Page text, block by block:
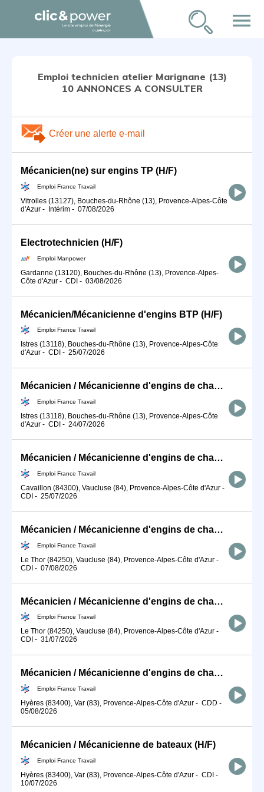
menu
Emploi technicien atelier Marignane (13)
10 ANNONCES A CONSULTER
Créer une alerte e-mail
Mécanicien(ne) sur engins TP (H/F)
Emploi France Travail
Vitrolles (13127), Bouches-du-Rhône (13), Provence-Alpes-Côte
d'Azur - Intérim - 07/08/2026
Electrotechnicien (H/F)
Emploi Manpower
Gardanne (13120), Bouches-du-Rhône (13), Provence-Alpes-
Côte d'Azur - CDI - 03/08/2026
Mécanicien/Mécanicienne d'engins BTP (H/F)
Emploi France Travail
Istres (13118), Bouches-du-Rhône (13), Provence-Alpes-Côte
d'Azur - CDI - 25/07/2026
Mécanicien / Mécanicienne d'engins de chantier et de travaux publ (H/F)
Emploi France Travail
Istres (13118), Bouches-du-Rhône (13), Provence-Alpes-Côte
d'Azur - CDI - 24/07/2026
Mécanicien / Mécanicienne d'engins de chantier et de travaux publ (H/F)
Emploi France Travail
Cavaillon (84300), Vaucluse (84), Provence-Alpes-Côte d'Azur -
CDI - 25/07/2026
Mécanicien / Mécanicienne d'engins de chantier et de travaux publ (H/F)
Emploi France Travail
Le Thor (84250), Vaucluse (84), Provence-Alpes-Côte d'Azur -
CDI - 07/08/2026
Mécanicien / Mécanicienne d'engins de chantier et de travaux publ (H/F)
Emploi France Travail
Le Thor (84250), Vaucluse (84), Provence-Alpes-Côte d'Azur -
CDI - 31/07/2026
Mécanicien / Mécanicienne d'engins de chantier et de travaux publ (H/F)
Emploi France Travail
Hyères (83400), Var (83), Provence-Alpes-Côte d'Azur - CDD -
05/08/2026
Mécanicien / Mécanicienne de bateaux (H/F)
Emploi France Travail
Hyères (83400), Var (83), Provence-Alpes-Côte d'Azur - CDI -
10/07/2026